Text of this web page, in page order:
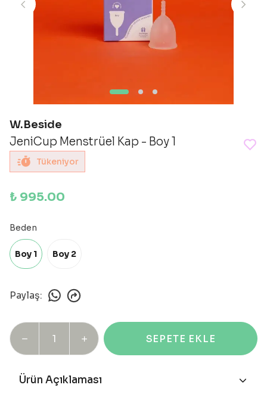
W.Beside
JeniCup Menstrüel Kap - Boy 1
Tükeniyor
₺ 995.00
Beden
Boy 1 Boy 2
Paylaş:
SEPETE EKLE
Ürün Açıklaması